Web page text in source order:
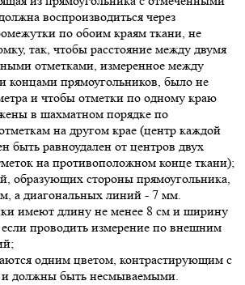
воспроизводиться через
по обоим краям ткани, не
так, чтобы расстояние между двумя
отметками, измеренное между
концами прямоугольников, было не
и чтобы отметки по одному краю
в шахматном порядке по
на другом крае (центр каждой
быть равноудален от центров двух
на противоположном конце ткани);
образующих стороны прямоугольника,
а диагональных линий - 7 мм.
имеют длину не менее 8 см и ширину
проводить измерение по внешним
одним цветом, контрастирующим с
и должны быть несмываемыми.